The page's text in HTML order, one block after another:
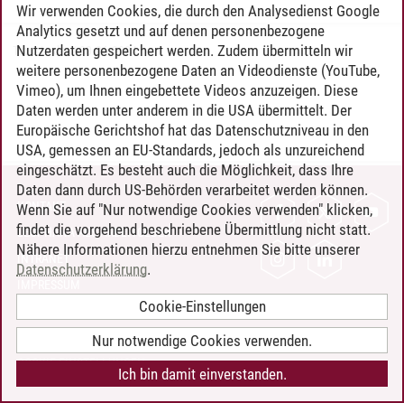
Timo Leder/30.06.2024
KONTAKT
LEUPHANA ALS ARBEITGEBER
INTRANET
BARRIEREFREIHEIT
COOKIE-EINSTELLUNGEN
Wir verwenden Cookies, die durch den Analysedienst Google
Analytics gesetzt und auf denen personenbezogene
Nutzerdaten gespeichert werden. Zudem übermitteln wir
weitere personenbezogene Daten an Videodienste (YouTube,
Vimeo), um Ihnen eingebettete Videos anzuzeigen. Diese
Daten werden unter anderem in die USA übermittelt. Der
Europäische Gerichtshof hat das Datenschutzniveau in den
USA, gemessen an EU-Standards, jedoch als unzureichend
eingeschätzt. Es besteht auch die Möglichkeit, dass Ihre
Daten dann durch US-Behörden verarbeitet werden können.
Wenn Sie auf "Nur notwendige Cookies verwenden" klicken,
findet die vorgehend beschriebene Übermittlung nicht statt.
Nähere Informationen hierzu entnehmen Sie bitte unserer
Datenschutzerklärung.
Cookie-Einstellungen
Nur notwendige Cookies verwenden.
Ich bin damit einverstanden.